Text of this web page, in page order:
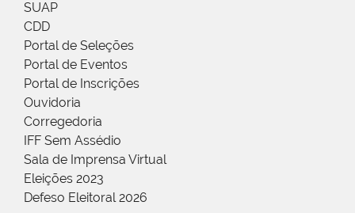
SUAP
CDD
Portal de Seleções
Portal de Eventos
Portal de Inscrições
Ouvidoria
Corregedoria
IFF Sem Assédio
Sala de Imprensa Virtual
Eleições 2023
Defeso Eleitoral 2026